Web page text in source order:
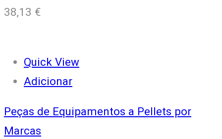
38,13 €
Quick View
Adicionar
Peças de Equipamentos a Pellets por
Marcas